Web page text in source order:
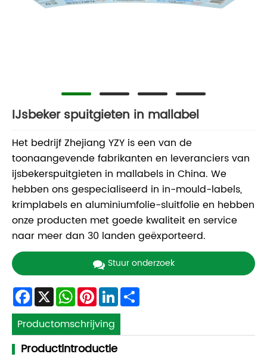
IJsbeker spuitgieten in mallabel
Het bedrijf Zhejiang YZY is een van de
toonaangevende fabrikanten en leveranciers van
ijsbekerspuitgieten in mallabels in China. We
hebben ons gespecialiseerd in in-mould-labels,
krimplabels en aluminiumfolie-sluitfolie en hebben
onze producten met goede kwaliteit en service
naar meer dan 30 landen geëxporteerd.
Stuur onderzoek
Facebook
X WhatsApp
Pinterest
LinkedIn
Productomschrijving
Productintroductie